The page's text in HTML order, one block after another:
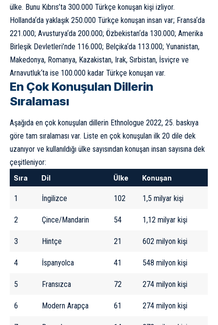
ülke. Bunu Kıbrıs’ta 300.000 Türkçe konuşan kişi izliyor.
Hollanda‘da yaklaşık 250.000 Türkçe konuşan insan var; Fransa‘da
221.000; Avusturya‘da 200.000; Özbekistan‘da 130.000; Amerika
Birleşik Devletleri’nde 116.000; Belçika‘da 113.000; Yunanistan,
Makedonya, Romanya, Kazakistan, Irak, Sırbistan, İsviçre ve
Arnavutluk‘ta ise 100.000 kadar Türkçe konuşan var.
En Çok Konuşulan Dillerin
Sıralaması
Aşağıda en çok konuşulan dillerin Ethnologue 2022, 25. baskıya
göre tam sıralaması var. Liste en çok konuşulan ilk 20 dile dek
uzanıyor ve kullanıldığı ülke sayısından konuşan insan sayısına dek
çeşitleniyor:
Sıra Dil Ülke Konuşan
1 İngilizce 102 1,5 milyar kişi
2 Çince/Mandarin 54 1,12 milyar kişi
3 Hintçe 21 602 milyon kişi
4 İspanyolca 41 548 milyon kişi
5 Fransızca 72 274 milyon kişi
6 Modern Arapça 61 274 milyon kişi